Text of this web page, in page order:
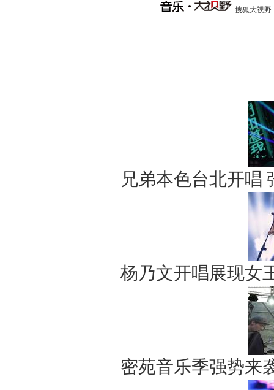
搜狐大视野
兄弟本色台北开唱
杨乃文开唱展现女
密苑音乐季强势来